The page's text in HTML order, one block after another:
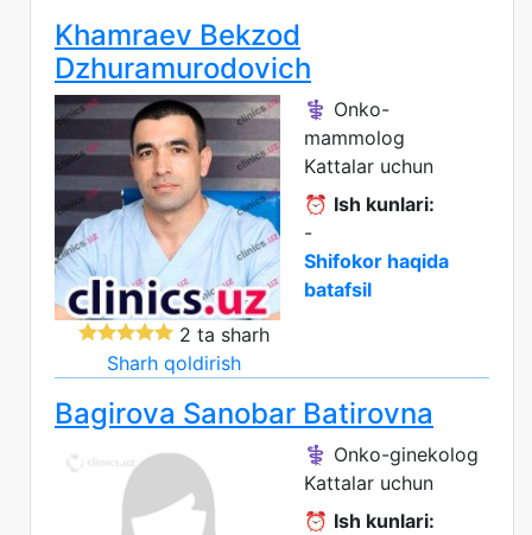
Khamraev Bekzod
Dzhuramurodovich
2 ta sharh
Sharh qoldirish
⚕️ Onko-
mammolog
Kattalar uchun
⏰ Ish kunlari:
-
Shifokor haqida
batafsil
Bagirova Sanobar Batirovna
⚕️ Onko-ginekolog
Kattalar uchun
⏰ Ish kunlari: